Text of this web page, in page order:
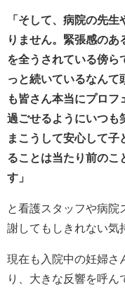
「そして、病院の先
りません。緊張感の
を全うされている傍ら
っと続いているなんて
も皆さん本当にプロフ
過ごせるようにいつも
まこうして安心して子
ることは当たり前のこ
す」
と看護スタッフや病
謝してもしきれない気
現在も入院中の妊婦さ
り、大きな反響を呼ん